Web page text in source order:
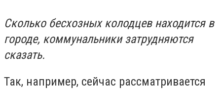
Сколько бесхозных колодцев находится в
городе, коммунальники затрудняются
сказать.
Так, например, сейчас рассматривается